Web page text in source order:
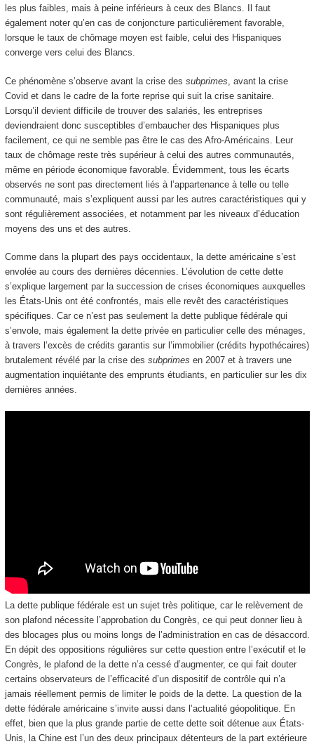
les plus faibles, mais à peine inférieurs à ceux des Blancs. Il faut
également noter qu’en cas de conjoncture particulièrement favorable,
lorsque le taux de chômage moyen est faible, celui des Hispaniques
converge vers celui des Blancs.
Ce phénomène s’observe avant la crise des subprimes , avant la crise
Covid et dans le cadre de la forte reprise qui suit la crise sanitaire.
Lorsqu’il devient difficile de trouver des salariés, les entreprises
deviendraient donc susceptibles d’embaucher des Hispaniques plus
facilement, ce qui ne semble pas être le cas des Afro-Américains. Leur
taux de chômage reste très supérieur à celui des autres communautés,
même en période économique favorable. Évidemment, tous les écarts
observés ne sont pas directement liés à l’appartenance à telle ou telle
communauté, mais s’expliquent aussi par les autres caractéristiques qui y
sont régulièrement associées, et notamment par les niveaux d’éducation
moyens des uns et des autres.
Comme dans la plupart des pays occidentaux, la dette américaine s’est
envolée au cours des dernières décennies. L’évolution de cette dette
s’explique largement par la succession de crises économiques auxquelles
les États-Unis ont été confrontés, mais elle revêt des caractéristiques
spécifiques. Car ce n’est pas seulement la dette publique fédérale qui
s’envole, mais également la dette privée en particulier celle des ménages,
à travers l’excès de crédits garantis sur l’immobilier (crédits hypothécaires)
brutalement révélé par la crise des subprimes en 2007 et à travers une
augmentation inquiétante des emprunts étudiants, en particulier sur les dix
dernières années.
La dette publique fédérale est un sujet très politique, car le relèvement de
son plafond nécessite l’approbation du Congrès, ce qui peut donner lieu à
des blocages plus ou moins longs de l’administration en cas de désaccord.
En dépit des oppositions régulières sur cette question entre l’exécutif et le
Congrès, le plafond de la dette n’a cessé d’augmenter, ce qui fait douter
certains observateurs de l’efficacité d’un dispositif de contrôle qui n’a
jamais réellement permis de limiter le poids de la dette. La question de la
dette fédérale américaine s’invite aussi dans l’actualité géopolitique. En
effet, bien que la plus grande partie de cette dette soit détenue aux États-
Unis, la Chine est l’un des deux principaux détenteurs de la part extérieure